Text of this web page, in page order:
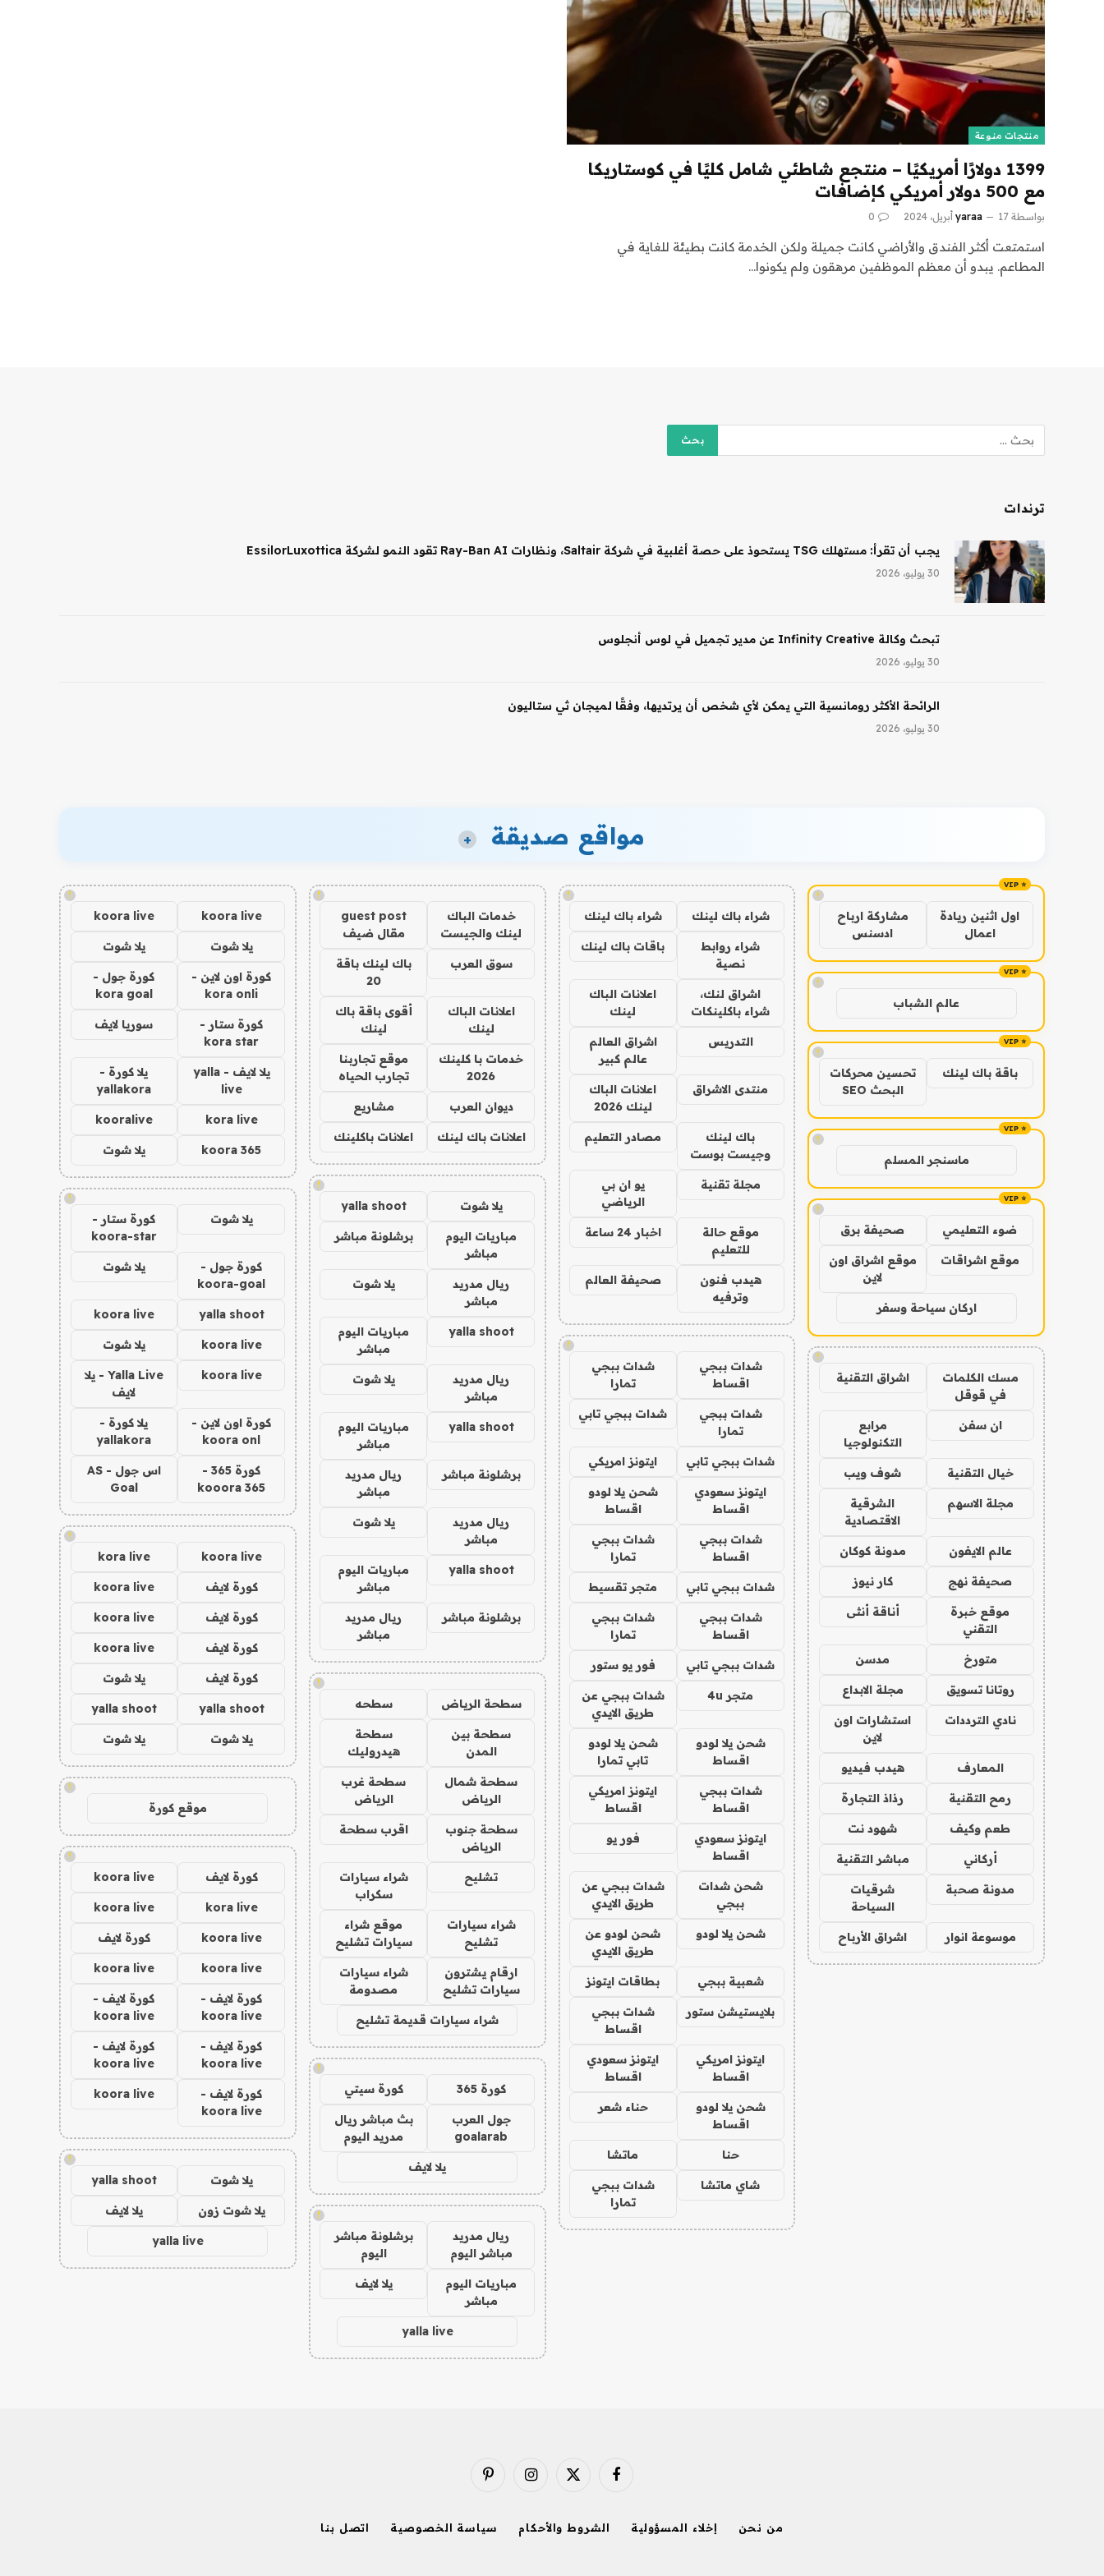
منتجات منوعة
1399 دولارًا أمريكيًا – منتجع شاطئي شامل كليًا في كوستاريكا
مع 500 دولار أمريكي كإضافات
بواسطة yaraa 17 أبريل، 2024 0
استمتعت أكثر الفندق والأراضي كانت جميلة ولكن الخدمة كانت بطيئة للغاية في
المطاعم. يبدو أن معظم الموظفين مرهقون ولم يكونوا…
ترندات
يجب أن تقرأ: مستهلك TSG يستحوذ على حصة أغلبية في شركة Saltair، ونظارات Ray-Ban AI تقود النمو لشركة EssilorLuxottica
30 يوليو، 2026
تبحث وكالة Infinity Creative عن مدير تجميل في لوس أنجلوس
30 يوليو، 2026
الرائحة الأكثر رومانسية التي يمكن لأي شخص أن يرتديها، وفقًا لميجان ثي ستاليون
30 يوليو، 2026
مواقع صديقة +
!
اول اثنين ريادة
اعمال
مشاركة ارباح
ادسنس
!
عالم الشباب
!
باقة باك لينك
تحسين محركات
البحث SEO
!
ماسنجر المسلم
!
ضوء التعليمي صحيفة برق
موقع اشراقات
موقع اشراق اون
لاين
اركان سياحة وسفر
!
مسك الكلمات
في قوقل
اشراق التقنية
ان سفن
مرابع
التكنولوجيا
خيال التقنية شوف ويب
مجلة الاسهم
الشرقية
الاقتصادية
عالم الايفون مدونة كوكان
صحيفة نهج كار نيوز
موقع خبرة
التقني
أناقة أنثى
متورخ مدسن
روتانا تسويق مجلة الابداع
نادي الترددات
استشارات اون
لاين
المعارف هيدب فيديو
رمح التقنية رذاذ التجارة
طعم وكيف شهود نت
أركاني مباشر التقنية
مدونة صحبة
شرقيات
السياحة
موسوعة انوار اشراق الأرباح
!
شراء باك لينك شراء باك لينك
شراء روابط
نصية
باقات باك لينك
اشراق لنك،
شراء باكلينكات
اعلانات الباك
لينك
التدريس
اشراق العالم
عالم كبير
منتدى الاشراق
اعلانات الباك
لينك 2026
باك لينك
وجيست بوست
مصادر التعليم
مجلة تقنية
يو ان بي
الرياضي
موقع حالة
للتعليم
اخبار 24 ساعة
هيدب فنون
وترفيه
صحيفة العالم
!
شدات ببجي
اقساط
شدات ببجي
تمارا
شدات ببجي
تمارا
شدات ببجي تابي
شدات ببجي تابي ايتونز امريكي
ايتونز سعودي
اقساط
شحن يلا لودو
اقساط
شدات ببجي
اقساط
شدات ببجي
تمارا
شدات ببجي تابي متجر تقسيط
شدات ببجي
اقساط
شدات ببجي
تمارا
شدات ببجي تابي فور يو ستور
متجر 4u
شدات ببجي عن
طريق الايدي
شحن يلا لودو
اقساط
شحن يلا لودو
تابي تمارا
شدات ببجي
اقساط
ايتونز امريكي
اقساط
ايتونز سعودي
اقساط
فور يو
شحن شدات
ببجي
شدات ببجي عن
طريق الايدي
شحن يلا لودو
شحن لودو عن
طريق الايدي
شعبية ببجي بطاقات ايتونز
بلايستيشن ستور
شدات ببجي
اقساط
ايتونز امريكي
اقساط
ايتونز سعودي
اقساط
شحن يلا لودو
اقساط
حناء شعر
حنا ماتشا
شاي ماتشا
شدات ببجي
تمارا
!
خدمات الباك
لينك والجيست
guest post
مقال ضيف
سوق العرب
باك لينك باقة
20
اعلانات الباك
لينك
أقوى باقة باك
لينك
خدمات با كلينك
2026
موقع تجاربنا
تجارب الحياه
ديوان العرب مشاريع
اعلانات باك لينك اعلانات باكلينك
!
يلا شوت yalla shoot
مباريات اليوم
مباشر
برشلونة مباشر
ريال مدريد
مباشر
يلا شوت
yalla shoot
مباريات اليوم
مباشر
ريال مدريد
مباشر
يلا شوت
yalla shoot
مباريات اليوم
مباشر
برشلونة مباشر
ريال مدريد
مباشر
ريال مدريد
مباشر
يلا شوت
yalla shoot
مباريات اليوم
مباشر
برشلونة مباشر
ريال مدريد
مباشر
!
سطحة الرياض سطحه
سطحة بين
المدن
سطحة
هيدروليك
سطحة شمال
الرياض
سطحة غرب
الرياض
سطحة جنوب
الرياض
اقرب سطحة
تشليح
شراء سيارات
سكراب
شراء سيارات
تشليح
موقع شراء
سيارات تشليح
ارقام يشترون
سيارات تشليح
شراء سيارات
مصدومة
شراء سيارات قديمة تشليح
!
كورة 365 كورة سيتي
جول العرب
goalarab
بث مباشر ريال
مدريد اليوم
يلا لايف
!
ريال مدريد
مباشر اليوم
برشلونة مباشر
اليوم
مباريات اليوم
مباشر
يلا لايف
yalla live
!
koora live
koora live
يلا شوت يلا شوت
كورة اون لاين -
kora onli
كورة جول -
kora goal
كورة ستار -
kora star
سوريا لايف
يلا لايف - yalla
live
يلا كورة -
yallakora
kora live
kooralive
koora 365 يلا شوت
!
يلا شوت
كورة ستار -
koora-star
كورة جول -
koora-goal
يلا شوت
yalla shoot
koora live
koora live يلا شوت
koora live
Yalla Live - يلا
لايف
كورة اون لاين -
koora onl
يلا كورة -
yallakora
كورة 365 -
kooora 365
اس جول - AS
Goal
!
koora live
kora live
كورة لايف koora live
كورة لايف koora live
كورة لايف koora live
كورة لايف يلا شوت
yalla shoot
yalla shoot
يلا شوت يلا شوت
!
موقع كورة
!
كورة لايف koora live
kora live
koora live
koora live كورة لايف
koora live
koora live
كورة لايف -
koora live
كورة لايف -
koora live
كورة لايف -
koora live
كورة لايف -
koora live
كورة لايف -
koora live
koora live
!
يلا شوت yalla shoot
يلا شوت زون يلا لايف
yalla live
فيسبوك X
الانستغرامبينتيريست
من نحن إخلاء المسؤولية الشروط والأحكام سياسة الخصوصية اتصل بنا